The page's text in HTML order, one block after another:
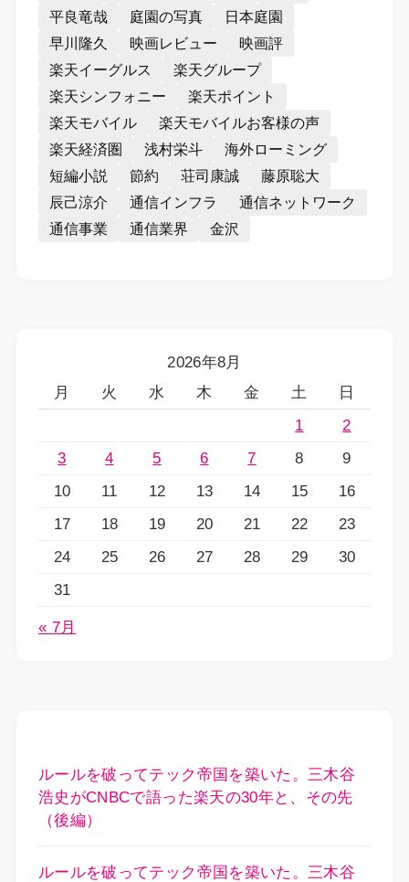
平良竜哉
庭園の写真
日本庭園
早川隆久
映画レビュー
映画評
楽天イーグルス
楽天グループ
楽天シンフォニー
楽天ポイント
楽天モバイル
楽天モバイルお客様の声
楽天経済圏
浅村栄斗
海外ローミング
短編小説
節約 荘司康誠
藤原聡大
辰己涼介
通信インフラ
通信ネットワーク
通信事業
通信業界 金沢
2026年8月
月
火 水 木 金 土
日
1
2
3
4 5 6 7 8
9
10
11 12 13 14 15
16
17
18 19 20 21 22
23
24
25 26 27 28 29
30
31
« 7月
ルールを破ってテック帝国を築いた。三木谷
浩史がCNBCで語った楽天の30年と、その先
（後編）
ルールを破ってテック帝国を築いた。三木谷